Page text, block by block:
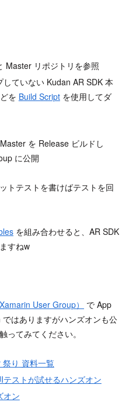
Master リポジトリを参照
ていない Kudan AR SDK 本
を Build Scriptを使用してダ
を Release ビルドし
に公開
トテストを書けばテストを回
を組み合わせると、AR SDK
すねw
User Group）
で App
はありますがハンズオンも公
ってみてください。
り 資料一覧
ストが試せるハンズオン
オン